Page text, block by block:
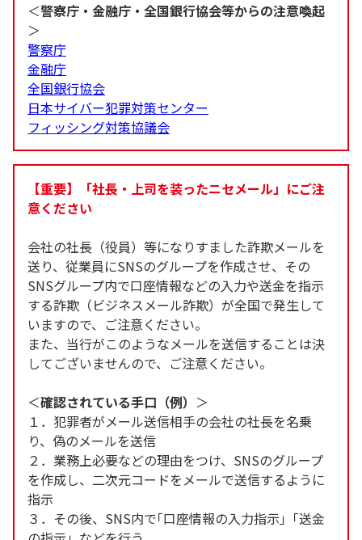
＜警察庁・金融庁・全国銀行協会等からの注意喚起
＞
警察庁
金融庁
全国銀行協会
日本サイバー犯罪対策センター
フィッシング対策協議会
【重要】「社長・上司を装ったニセメール」にご注
意ください
会社の社長（役員）等になりすました詐欺メールを
送り、従業員にSNSのグループを作成させ、その
SNSグループ内で口座情報などの入力や送金を指示
する詐欺（ビジネスメール詐欺）が全国で発生して
いますので、ご注意ください。
また、当行がこのようなメールを送信することは決
してございませんので、ご注意ください。
＜確認されている手口（例） ＞
１．犯罪者がメール送信相手の会社の社長を名乗
り、偽のメールを送信
２．業務上必要などの理由をつけ、SNSのグループ
を作成し、二次元コードをメールで送信するように
指示
３．その後、SNS内で｢口座情報の入力指示｣「送金